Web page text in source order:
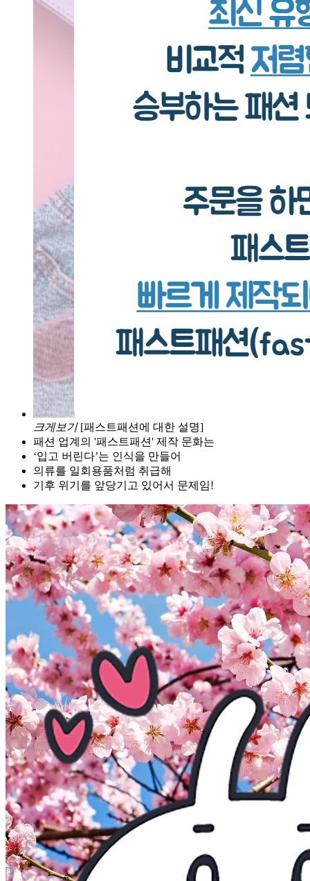
크게보기 [패스트패션에 대한 설명]
패션 업계의 '패스트패션' 제작 문화는
‘입고 버린다’는 인식을 만들어
의류를 일회용품처럼 취급해
기후 위기를 앞당기고 있어서 문제임!